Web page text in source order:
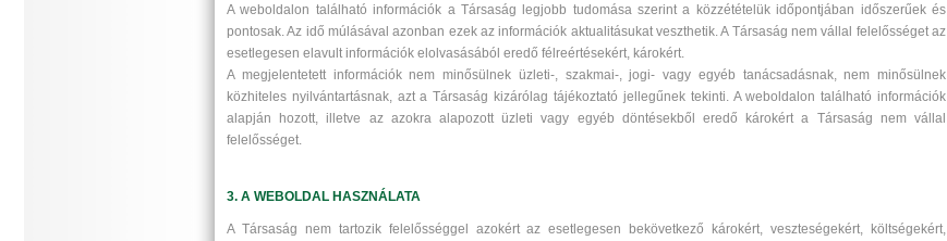
A weboldalon található információk a Társaság legjobb tudomása szerint a közzétételük időpontjában időszerűek és
pontosak. Az idő múlásával azonban ezek az információk aktualitásukat veszthetik. A Társaság nem vállal felelősséget az
esetlegesen elavult információk elolvasásából eredő félreértésekért, károkért.
A megjelentetett információk nem minősülnek üzleti-, szakmai-, jogi- vagy egyéb tanácsadásnak, nem minősülnek
közhiteles nyilvántartásnak, azt a Társaság kizárólag tájékoztató jellegűnek tekinti. A weboldalon található információk
alapján hozott, illetve az azokra alapozott üzleti vagy egyéb döntésekből eredő károkért a Társaság nem vállal
felelősséget.
3. A WEBOLDAL HASZNÁLATA
A Társaság nem tartozik felelősséggel azokért az esetlegesen bekövetkező károkért, veszteségekért, költségekért,